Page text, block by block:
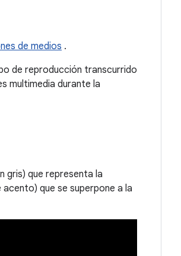
de medios .
de reproducción transcurrido
multimedia durante la
gris) que representa la
que se superpone a la